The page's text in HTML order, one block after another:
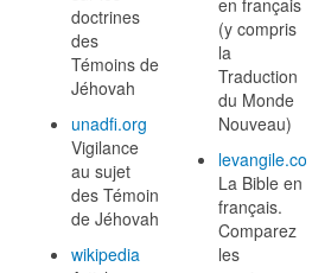
doctrines
des
Témoins de
Jéhovah
unadfi.org
Vigilance
au sujet
des Témoins
de Jéhovah
wikipedia
en français
(y compris
la
Traduction
du Monde
Nouveau)
levangile.com
La Bible en
français.
Comparez
les